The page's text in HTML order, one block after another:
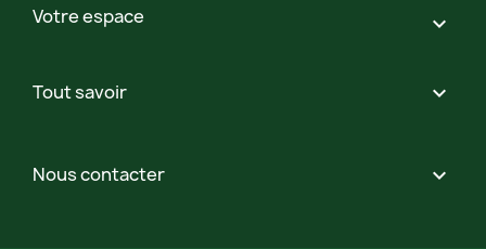
Votre espace 
Tout savoir 
Nous contacter 